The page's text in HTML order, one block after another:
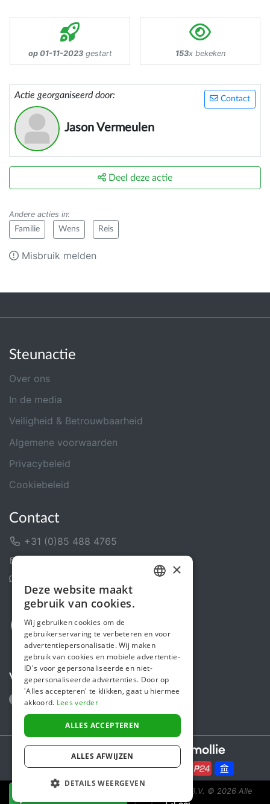
op 01-11-2023gestart 153x bekeken
Contact
Actie georganiseerd door:
Jason Vermeulen
Deel deze actie
Andere acties in:
Familie Wens Reis
Misbruik melden
Steunactie
Over ons
In de media
Veiligheid & Betrouwbaarheid
Algemene voorwaarden
Privacybeleid
Cookiebeleid
Contact
+31 (0)85 488 4765
Volg ons
Secure payments powered by
Steunactie is een initiatief van Sponsor Europe B.V. © 2026 Alle
ENGLISH
×
Deze website maakt
gebruik van cookies.
Wij gebruiken cookies om de
gebruikerservaring te verbeteren en voor
advertentiepersonalisatie. Wij maken
gebruik van cookies en mobiele advertentie-
ID's voor gepersonaliseerde en niet-
gepersonaliseerde advertenties. Door op
'Alles accepteren' te klikken, gaat u hiermee
akkoord. Lees verder
ALLES ACCEPTEREN
ALLES AFWIJZEN
DETAILS WEERGEVEN